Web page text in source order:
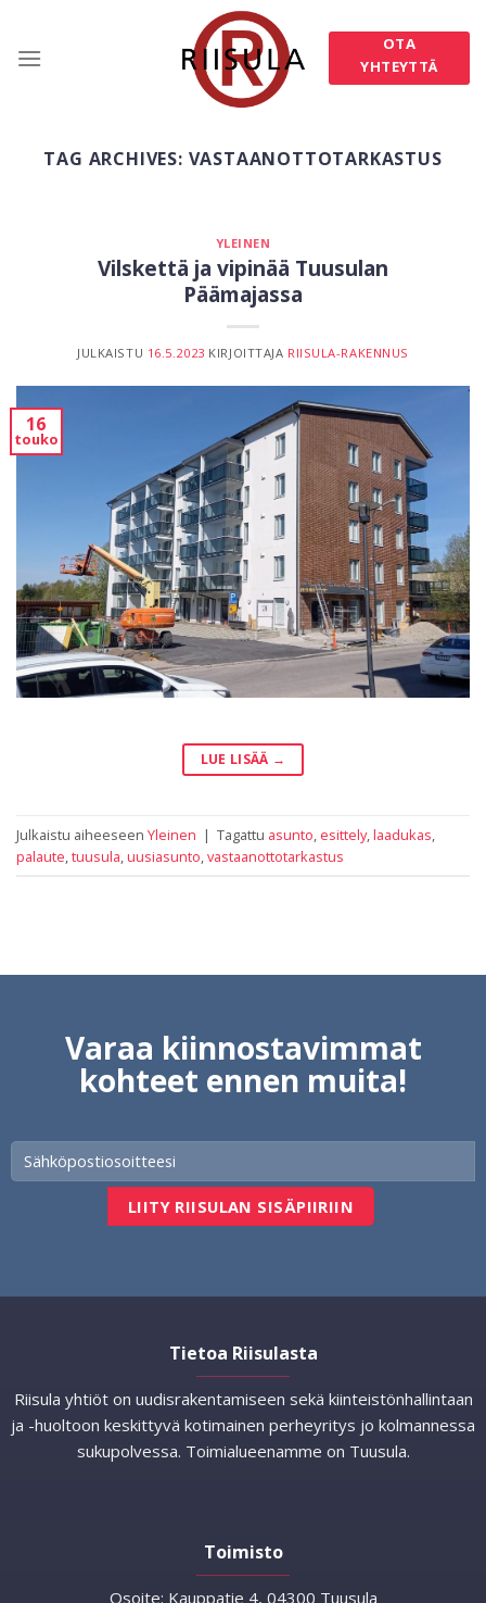
content
OTA
YHTEYTTÄ
TAG ARCHIVES: VASTAANOTTOTARKASTUS
YLEINEN
Vilskettä ja vipinää Tuusulan
Päämajassa
JULKAISTU 16.5.2023 KIRJOITTAJA RIISULA-RAKENNUS
16
touko
LUE LISÄÄ →
Julkaistu aiheeseen Yleinen | Tagattu asunto, esittely,laadukas,
palaute,tuusula,uusiasunto,vastaanottotarkastus
Varaa kiinnostavimmat
kohteet ennen muita!
Tietoa Riisulasta
Riisula yhtiöt on uudisrakentamiseen sekä kiinteistönhallintaan
ja -huoltoon keskittyvä kotimainen perheyritys jo kolmannessa
sukupolvessa. Toimialueenamme on Tuusula.
Toimisto
Osoite: Kauppatie 4, 04300 Tuusula